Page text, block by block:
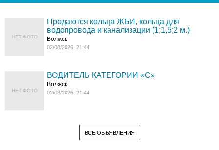
НЕТ ФОТО
Продаются кольца ЖБИ, кольца для
водопровода и канализации (1;1,5;2 м.)
Волжск
02/08/2026, 21:44
НЕТ ФОТО
ВОДИТЕЛЬ КАТЕГОРИИ «C»
Волжск
02/08/2026, 21:44
ВСЕ ОБЪЯВЛЕНИЯ